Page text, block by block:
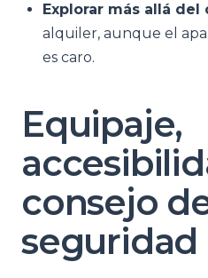
Explorar más allá del
alquiler, aunque el
es caro.
Equipaje,
consejo
seguridad